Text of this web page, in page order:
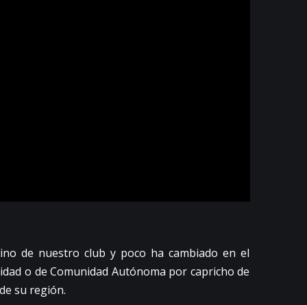
de nuestro club y poco ha cambiado en el
o de Comunidad Autónoma por capricho de
su región.